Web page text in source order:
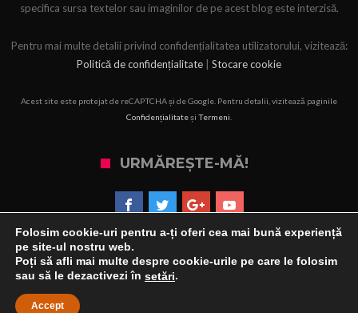
specifica sursa textelor sau imaginilor de pe acest blog este interzisă.
Pentru mai multe detalii privind confidențialitatea utilizatorului, vizitează:
Politică de confidențialitate
Stocare cookie
Acest site este protejat de reCAPTCHA și de Google. Pentru detalii, vizitează paginile
Confidențialitateși Termeni
URMĂREȘTE-MĂ!
Folosim cookie-uri pentru a-ți oferi cea mai bună experiență
pe site-ul nostru web.
Poți să afli mai multe despre cookie-urile pe care le folosim
sau să le dezactivezi în setări.
Accept